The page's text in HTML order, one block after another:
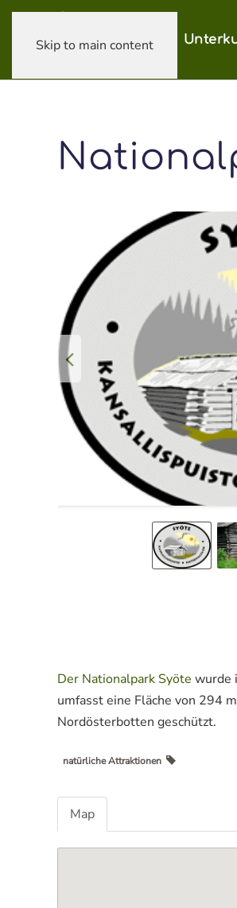
Skip to main content
Der Nationalpark Syöte wurde
umfasst eine Fläche von 294
Nordösterbotten geschützt.
natürliche Attraktionen
Map